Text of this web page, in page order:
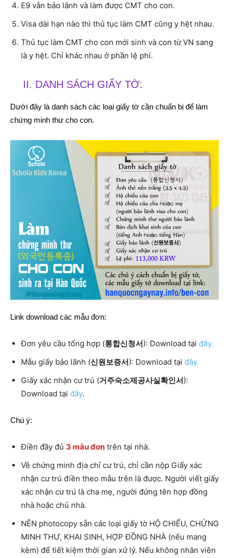
E9 vẫn bảo lãnh và làm được CMT cho con.
Visa dài hạn nào thì thủ tục làm CMT cũng y hệt nhau.
Thủ tục làm CMT cho con mới sinh và con từ VN sang
là y hệt. Chỉ khác nhau ở phần lệ phí.
II. DANH SÁCH GIẤY TỜ:
Dưới đây là danh sách các loại giấy tờ cần chuẩn bị để làm
chứng minh thư cho con.
Link download các mẫu đơn:
Đơn yêu cầu tổng hợp (통합신청서): Download tại đây.
Mẫu giấy bảo lãnh (신원보증서): Download tại đây.
Giấy xác nhận cư trú (거주숙소제공사실확인서):
Download tại đây.
Chú ý:
Điền đầy đủ 3 mẫu đơn trên tại nhà.
Về chứng minh địa chỉ cư trú, chỉ cần nộp Giấy xác
nhận cư trú điền theo mẫu trên là được. Người viết giấy
xác nhận cư trú là cha mẹ, người đứng tên hợp đồng
nhà hoặc chủ nhà.
NÊN photocopy sẵn các loại giấy tờ HỘ CHIẾU, CHỨNG
MINH THƯ, KHAI SINH, HỢP ĐỒNG NHÀ (nếu mang
kèm) để tiết kiệm thời gian xử lý. Nếu không nhân viên